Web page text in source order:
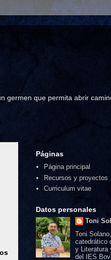
germen que permita abrir
Páginas
Página principal
Recursos y proyectos
Curriculum vitae
Datos personales
Toni
Toni Solano,
catedrático
y Literatura
del IES